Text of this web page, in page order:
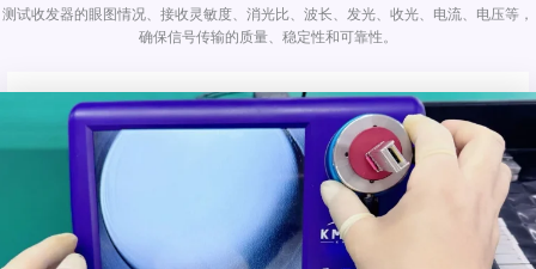
测试收发器的眼图情况、接收灵敏度、消光比、波长、发光、收光、电流、电压等，
确保信号传输的质量、稳定性和可靠性。